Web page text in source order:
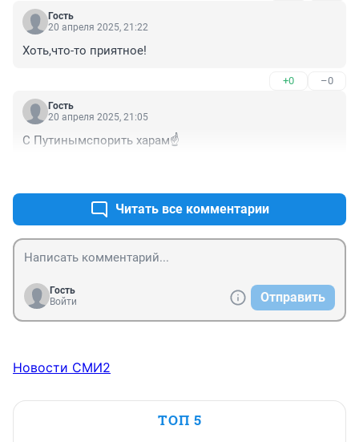
Гость
20 апреля 2025, 21:22
Хоть,что-то приятное!
+0 –0
Гость
20 апреля 2025, 21:05
С Путинымспорить харам☝️
Читать все комментарии
Гость
Войти
Отправить
Новости СМИ2
ТОП 5